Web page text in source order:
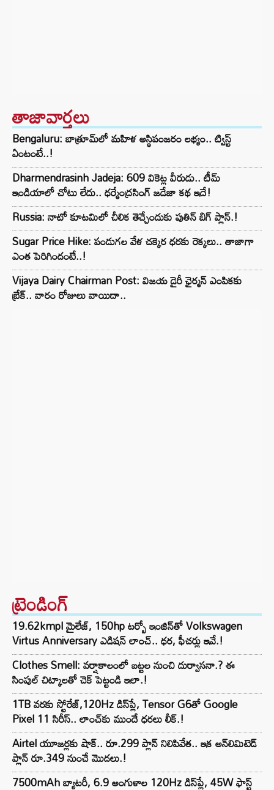
తాజావార్తలు
Bengaluru: బాత్రూమ్‌లో మహిళ అస్థిపంజరం లభ్యం.. ట్విస్ట్
ఏంటంటే..!
Dharmendrasinh Jadeja: 609 వికెట్ల వీరుడు.. టీమ్
ఇండియాలో చోటు లేదు.. ధర్మేంద్రసింగ్ జడేజా కథ ఇదే!
Russia: నాటో కూటమిలో చీలిక తెచ్చేందుకు పుతిన్ బిగ్ ప్లాన్.!
Sugar Price Hike: పండుగల వేళ చక్కెర ధరకు రెక్కలు.. తాజాగా
ఎంత పెరిగిందంటే..!
Vijaya Dairy Chairman Post: విజయ డైరీ ఛైర్మన్ ఎంపికకు
బ్రేక్.. వారం రోజులు వాయిదా..
ట్రెండింగ్‌
19.62kmpl మైలేజ్, 150hp టర్బో ఇంజిన్‌తో Volkswagen
Virtus Anniversary ఎడిషన్ లాంచ్.. ధర, ఫీచర్లు ఇవే.!
Clothes Smell: వర్షాకాలంలో బట్టల నుంచి దుర్వాసనా.? ఈ
సింపుల్ చిట్కాలతో చెక్ పెట్టండి ఇలా.!
1TB వరకు స్టోరేజ్,120Hz డిస్‌ప్లే, Tensor G6తో Google
Pixel 11 సిరీస్.. లాంచ్⁭కు ముందే ధరలు లీక్.!
Airtel యూజర్లకు షాక్.. రూ.299 ప్లాన్ నిలిపివేత.. ఇక అన్‌లిమిటెడ్
ప్లాన్ రూ.349 నుంచే మొదలు.!
7500mAh బ్యాటరీ, 6.9 అంగుళాల 120Hz డిస్‌ప్లే, 45W ఫాస్ట్